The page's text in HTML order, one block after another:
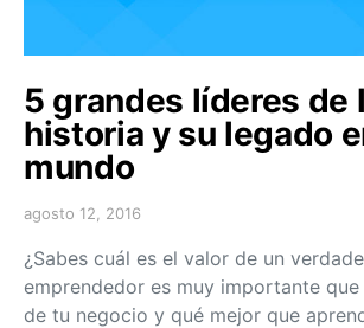
5 grandes líderes de
historia y su legado
mundo
agosto 12, 2016
¿Sabes cuál es el valor de un
emprendedor es muy importante
de tu negocio y qué mejor que